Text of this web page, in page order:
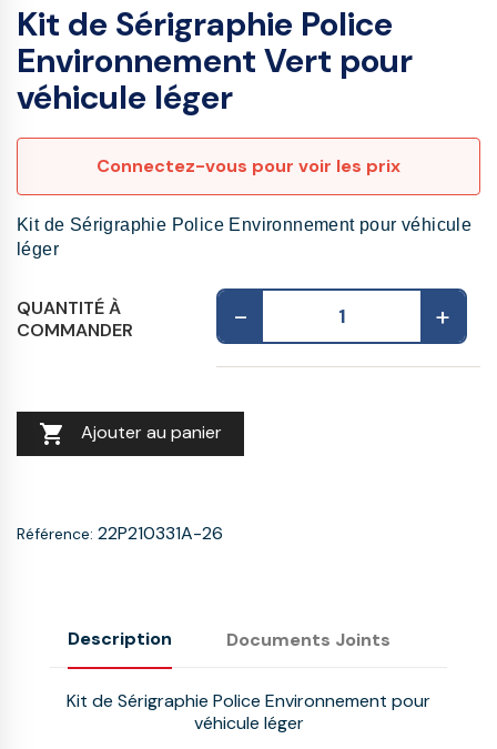
Kit de Sérigraphie Police
Environnement Vert pour
véhicule léger
Connectez-vous pour voir les prix
Kit de Sérigraphie Police Environnement pour véhicule
léger
QUANTITÉ À
COMMANDER
- +
 Ajouter au panier
Référence: 22P210331A-26
Description Documents Joints
Kit de Sérigraphie Police Environnement pour
véhicule léger